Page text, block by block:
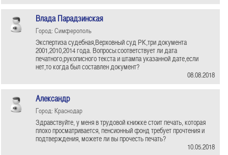
Влада Парадзинская
Город: Симферополь
Экспертиза судебная,Верховный суд РК,три документа
2001,2010,2014 года. Вопросы:соответствует ли дата
печатного,рукописного текста и штампа указанной дате,если
нет,то когда был составлен документ?
08.08.2018
Александр
Город: Краснодар
Здравствуйте, у меня в трудовой книжке стоит печать, которая
плохо просматривается, пенсионный фонд требует прочтения и
подтверждения, можете ли вы прочесть печать?
10.05.2018